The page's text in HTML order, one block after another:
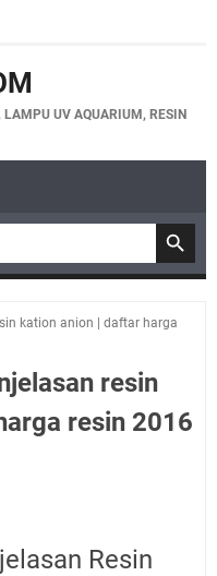
LAMPU UV AQUARIUM, RESIN
kation anion | daftar harga
resin
resin 2016
Resin